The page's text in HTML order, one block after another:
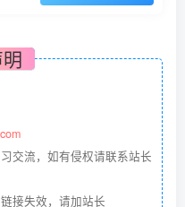
交流，如有侵权请联系站长
接失效，请加站长